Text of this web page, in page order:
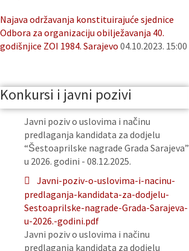
Najava održavanja konstituirajuće sjednice
Odbora za organizaciju obilježavanja 40.
godišnjice ZOI 1984. Sarajevo 04.10.2023. 15:00
Konkursi i javni pozivi
Javni poziv o uslovima i načinu
predlaganja kandidata za dodjelu
“Šestoaprilske nagrade Grada Sarajeva”
u 2026. godini - 08.12.2025.
Javni-poziv-o-uslovima-i-nacinu-
predlaganja-kandidata-za-dodjelu-
Sestoaprilske-nagrade-Grada-Sarajeva-
u-2026.-godini.pdf
Javni poziv o uslovima i načinu
predlaganja kandidata za dodjelu